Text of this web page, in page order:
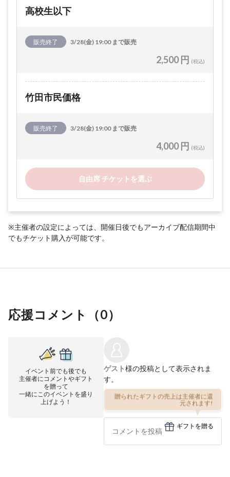
高校生以下
販売終了 3/28(金) 19:00 まで販売
2,500 円 (税込)
竹田市民価格
販売終了 3/28(金) 19:00 まで販売
4,000 円 (税込)
自由席 チケットを選ぶ
※主催者の設定によっては、開催日後でもアーカイブ配信期間中
でもチケット購入が可能です。
応援コメント（0）
イベント前でも後でも
主催者にコメントやギフト
を贈って
一緒にこのイベントを盛り
上げよう！
ゲスト様の投稿として表示されま
す。
贈られたギフトの売上は主催者に還
元されます!
ギフトを贈る